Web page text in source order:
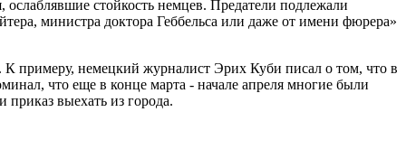
стойкость немцев. Предатели подлежали
министра доктора Геббельса или даже от имени фюрера»
К примеру, немецкий журналист Эрих Куби писал о том, что в
что еще в конце марта - начале апреля многие были
выехать из города.